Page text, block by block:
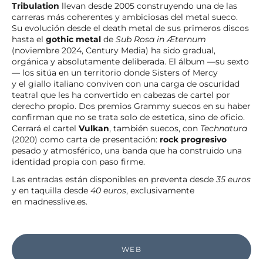
Tribulation llevan desde 2005 construyendo una de las
carreras más coherentes y ambiciosas del metal sueco.
Su evolución desde el death metal de sus primeros discos
hasta el gothic metal de Sub Rosa in Æternum
(noviembre 2024, Century Media) ha sido gradual,
orgánica y absolutamente deliberada. El álbum —su sexto
— los sitúa en un territorio donde Sisters of Mercy
y el giallo italiano conviven con una carga de oscuridad
teatral que les ha convertido en cabezas de cartel por
derecho propio. Dos premios Grammy suecos en su haber
confirman que no se trata solo de estetica, sino de oficio.
Cerrará el cartel Vulkan, también suecos, con Technatura
(2020) como carta de presentación: rock progresivo
pesado y atmosférico, una banda que ha construido una
identidad propia con paso firme.
Las entradas están disponibles en preventa desde35 euros
y en taquilla desde 40 euros, exclusivamente
en madnesslive.es.
WEB